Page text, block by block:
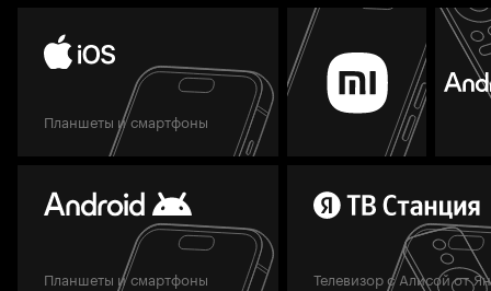
Планшеты и смартфоны
Планшеты и смартфоны Телевизор с Алисой от